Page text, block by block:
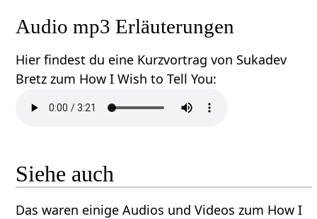
Audio mp3 Erläuterungen
Hier findest du eine Kurzvortrag von Sukadev
Bretz zum How I Wish to Tell You:
Siehe auch
Das waren einige Audios und Videos zum How I